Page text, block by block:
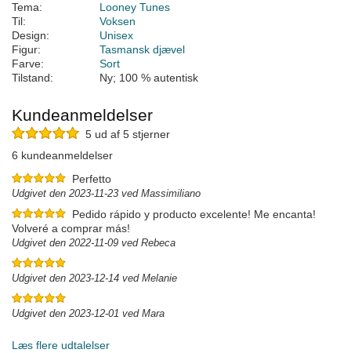
Tema:
Looney Tunes
Til:
Voksen
Design:
Unisex
Figur:
Tasmansk djævel
Farve:
Sort
Tilstand:
Ny; 100 % autentisk
Kundeanmeldelser
5 ud af 5 stjerner
6 kundeanmeldelser
Perfetto
Udgivet den 2023-11-23 ved Massimiliano
Pedido rápido y producto excelente! Me encanta!
Volveré a comprar más!
Udgivet den 2022-11-09 ved Rebeca
Udgivet den 2023-12-14 ved Melanie
Udgivet den 2023-12-01 ved Mara
Læs flere udtalelser